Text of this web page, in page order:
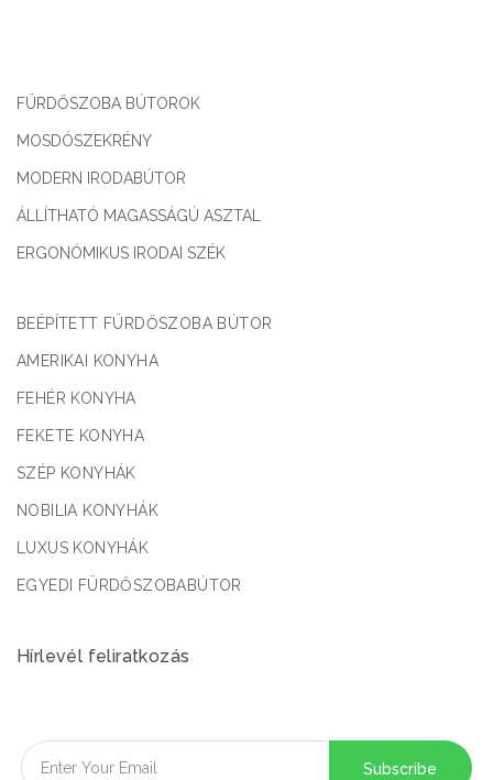
FÜRDŐSZOBA BÚTOROK
MOSDÓSZEKRÉNY
MODERN IRODABÚTOR
ÁLLÍTHATÓ MAGASSÁGÚ ASZTAL
ERGONÓMIKUS IRODAI SZÉK
BEÉPÍTETT FÜRDŐSZOBA BÚTOR
AMERIKAI KONYHA
FEHÉR KONYHA
FEKETE KONYHA
SZÉP KONYHÁK
NOBILIA KONYHÁK
LUXUS KONYHÁK
EGYEDI FÜRDŐSZOBABÚTOR
Hírlevél feliratkozás